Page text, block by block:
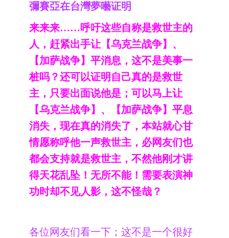
彌賽亞在台灣夢囈证明
来来来……呼吁这些自称是救世主的
人，赶紧出手让【乌克兰战争】、
【加萨战争】平消息，这不是美事一
桩吗？还可以证明自己真的是救世
主，只要出面说他是；可以马上让
【乌克兰战争】、【加萨战争】平息
消失，现在真的消失了，本站就心甘
情愿称呼他一声救世主，必网友们也
都会支持就是救世主，不然他刚才讲
得天花乱坠！无所不能！需要表演神
功时却不见人影，这不怪哉？
各位网友们看一下；这不是一个很好